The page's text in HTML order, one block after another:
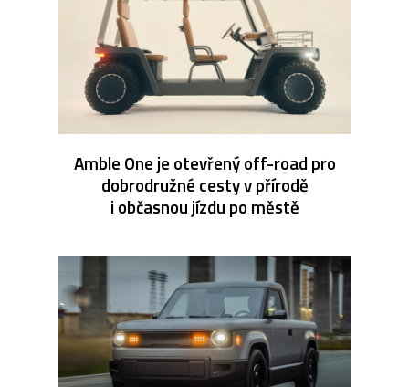
Amble One je otevřený off-road pro
dobrodružné cesty v přírodě
i občasnou jízdu po městě